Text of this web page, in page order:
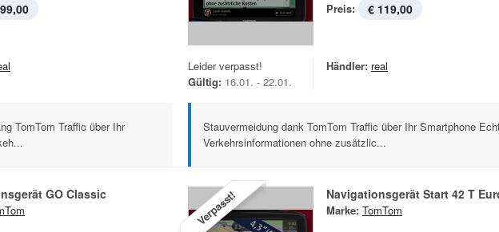
TomTom Traffic über Ihr
Preis: € 119,00
Leider verpasst!
Gültig: 16.01. - 22.01.
Händler: real
Stauvermeidung dank TomTom Traffic über Ihr Smartphone
Verkehrsinformationen ohne zusätzlic...
GO Classic Verpasst! Navigationsgerät Start 42 T
Marke: TomTom